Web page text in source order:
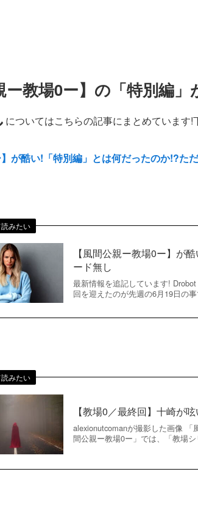
ー教場0ー】の「特別編」
についてはこちらの記事にまとめています!
】が酷い!「特別編」とは何だったのか!?
みたい
【風間公親ー教場0ー】が
ード無し
最新情報を追記しています!
回を迎えたのが先週の6月19日の
みたい
【教場0／最終回】十崎が
alexionutcomanが撮影した画像
間公親ー教場0ー」では、「教場